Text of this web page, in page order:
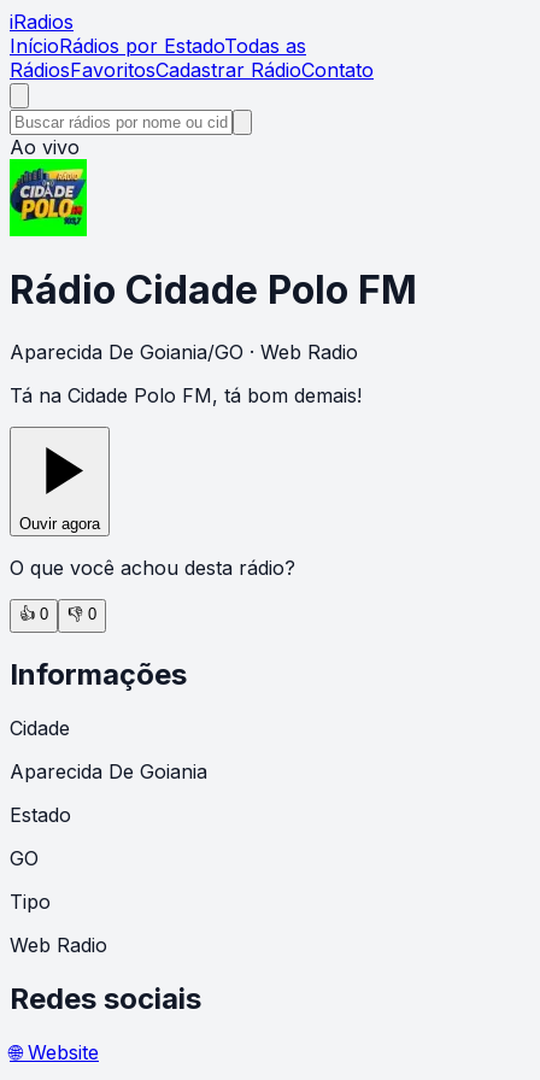
iRadios
InícioRádios por EstadoTodas as
RádiosFavoritosCadastrar RádioContato
Ao vivo
Rádio Cidade Polo FM
Aparecida De Goiania/GO · Web Radio
Tá na Cidade Polo FM, tá bom demais!
Ouvir agora
O que você achou desta rádio?
👍 0 👎 0
Informações
Cidade
Aparecida De Goiania
Estado
GO
Tipo
Web Radio
Redes sociais
🌐 Website